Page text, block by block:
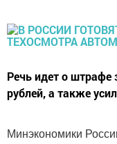
Речь идет о штрафе
рублей, а также
Минэкономики